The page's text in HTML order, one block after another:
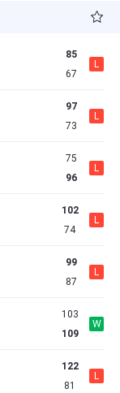
85
67
L
97
73
L
75
96
L
102
74
L
99
87
L
103
109
W
122
81
L